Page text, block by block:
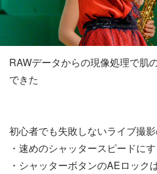
RAWデータからの現像処理で肌
できた
初心者でも失敗しないライブ撮
・速めのシャッタースピードに
・シャッターボタンのAEロック